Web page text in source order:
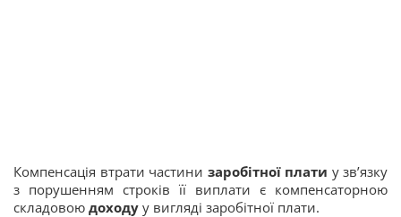
Компенсація втрати частини заробітної плати у зв’язку
з порушенням строків її виплати є компенсаторною
складовою доходу у вигляді заробітної плати.